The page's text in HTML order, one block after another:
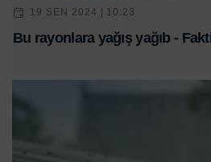
19 SEN 2024 | 10:23
Bu rayonlara yağış yağıb -